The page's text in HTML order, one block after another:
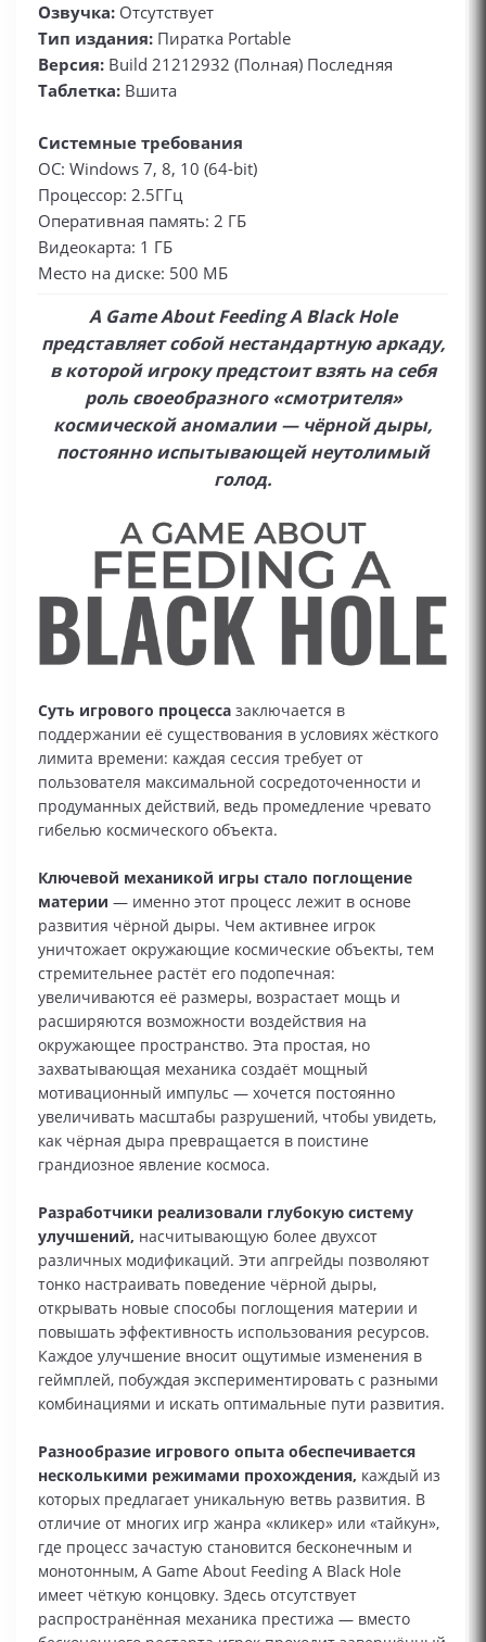
Озвучка: Отсутствует
Тип издания: Пиратка Portable
Версия: Build 21212932 (Полная) Последняя
Таблетка: Вшита
Системные требования
ОС: Windows 7, 8, 10 (64-bit)
Процессор: 2.5ГГц
Оперативная память: 2 ГБ
Видеокарта: 1 ГБ
Место на диске: 500 МБ
A Game About Feeding A Black Hole
представляет собой нестандартную аркаду,
в которой игроку предстоит взять на себя
роль своеобразного «смотрителя»
космической аномалии — чёрной дыры,
постоянно испытывающей неутолимый
голод.
Суть игрового процесса заключается в
поддержании её существования в условиях жёсткого
лимита времени: каждая сессия требует от
пользователя максимальной сосредоточенности и
продуманных действий, ведь промедление чревато
гибелью космического объекта.
Ключевой механикой игры стало поглощение
материи — именно этот процесс лежит в основе
развития чёрной дыры. Чем активнее игрок
уничтожает окружающие космические объекты, тем
стремительнее растёт его подопечная:
увеличиваются её размеры, возрастает мощь и
расширяются возможности воздействия на
окружающее пространство. Эта простая, но
захватывающая механика создаёт мощный
мотивационный импульс — хочется постоянно
увеличивать масштабы разрушений, чтобы увидеть,
как чёрная дыра превращается в поистине
грандиозное явление космоса.
Разработчики реализовали глубокую систему
улучшений, насчитывающую более двухсот
различных модификаций. Эти апгрейды позволяют
тонко настраивать поведение чёрной дыры,
открывать новые способы поглощения материи и
повышать эффективность использования ресурсов.
Каждое улучшение вносит ощутимые изменения в
геймплей, побуждая экспериментировать с разными
комбинациями и искать оптимальные пути развития.
Разнообразие игрового опыта обеспечивается
несколькими режимами прохождения, каждый из
которых предлагает уникальную ветвь развития. В
отличие от многих игр жанра «кликер» или «тайкун»,
где процесс зачастую становится бесконечным и
монотонным, A Game About Feeding A Black Hole
имеет чёткую концовку. Здесь отсутствует
распространённая механика престижа — вместо